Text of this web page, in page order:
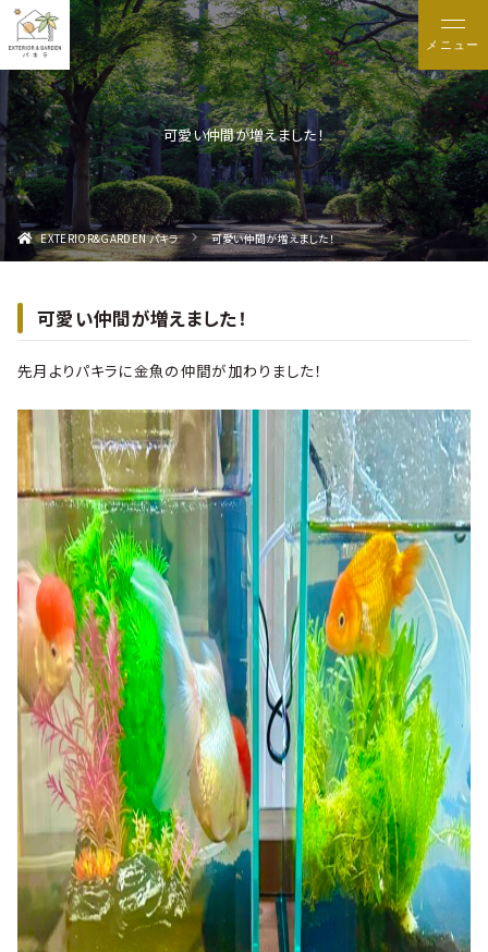
メニュー
可愛い仲間が増えました！
EXTERIOR&GARDEN パキラ 可愛い仲間が増えました！
可愛い仲間が増えました！
先月よりパキラに金魚の仲間が加わりました！